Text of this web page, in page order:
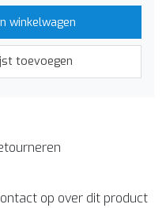
winkelwagen
toevoegen
op over dit product